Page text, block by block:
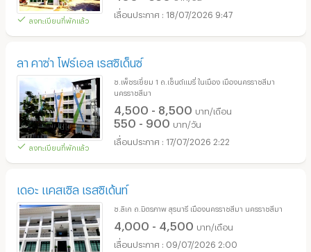
ลงทะเบียนที่พักแล้ว
18/07/2026 9:47
ลา คาซ่า โฟร์เอล เรสซิเด็นซ์
ลงทะเบียนที่พักแล้ว
ซ.เพ็ชรเยี่ยม 1 ถ.เซ็นต์แมรี่ ในเมือง เมืองนครราชสีมา
นครราชสีมา
4,500 - 8,500 บาท/เดือน
550 - 900 บาท/วัน
17/07/2026 2:22
เดอะ แคสเซิล เรสซิเด้นท์
ซ.ลิเก ถ.มิตรภาพ สุรนารี เมืองนครราชสีมา นครราชสีมา
4,000 - 4,500 บาท/เดือน
09/07/2026 2:00